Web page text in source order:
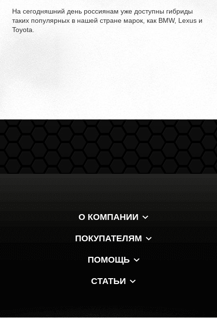
На сегодняшний день россиянам уже доступны гибриды
таких популярных в нашей стране марок, как BMW, Lexus и
Toyota.
О КОМПАНИИ
ПОКУПАТЕЛЯМ
ПОМОЩЬ
СТАТЬИ